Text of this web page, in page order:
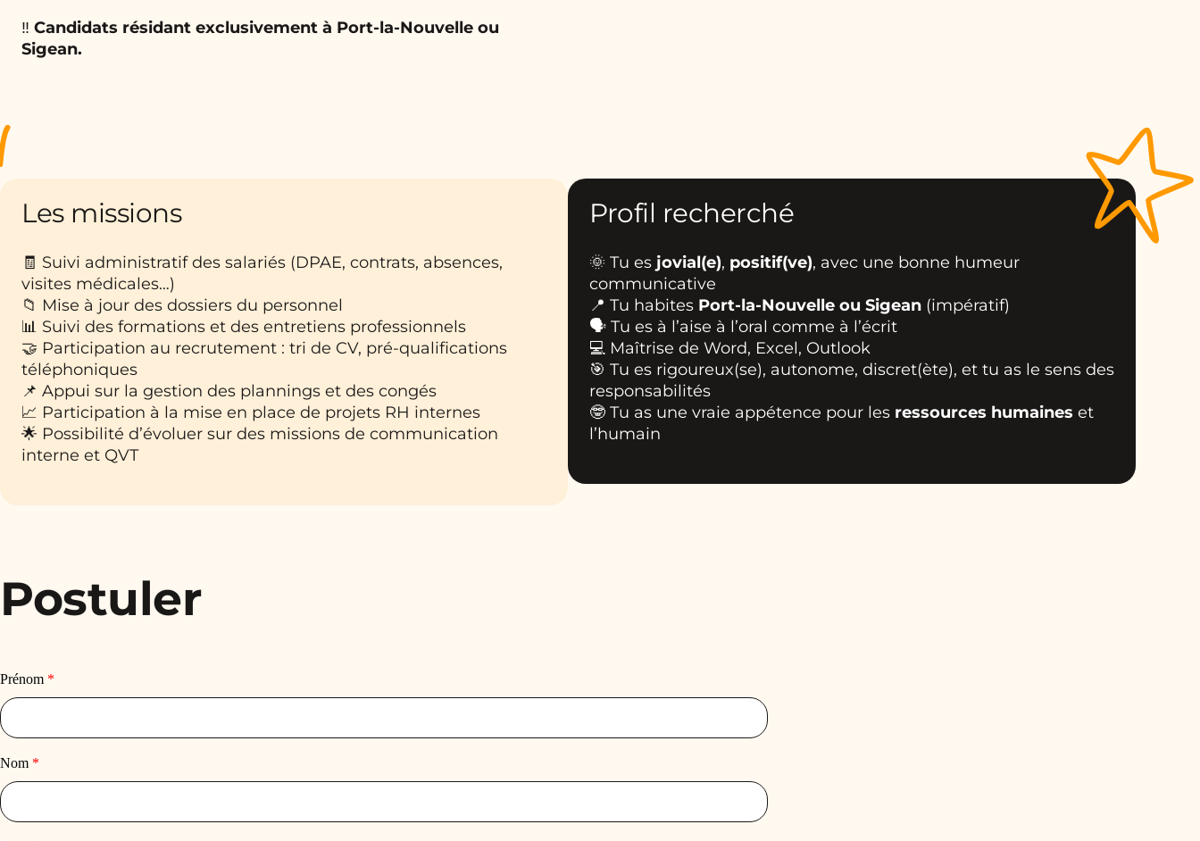
‼️ Candidats résidant exclusivement à Port-la-Nouvelle ou
Sigean.
Les missions
🧾 Suivi administratif des salariés (DPAE, contrats, absences,
visites médicales…)
📁 Mise à jour des dossiers du personnel
📊 Suivi des formations et des entretiens professionnels
🤝 Participation au recrutement : tri de CV, pré-qualifications
téléphoniques
📌 Appui sur la gestion des plannings et des congés
📈 Participation à la mise en place de projets RH internes
🌟 Possibilité d’évoluer sur des missions de communication
interne et QVT
Profil recherché
🌞 Tu es jovial(e), positif(ve), avec une bonne humeur
communicative
📍 Tu habites Port-la-Nouvelle ou Sigean (impératif)
🗣️ Tu es à l’aise à l’oral comme à l’écrit
💻 Maîtrise de Word, Excel, Outlook
🎯 Tu es rigoureux(se), autonome, discret(ète), et tu as le sens des
responsabilités
🤓 Tu as une vraie appétence pour les ressources humaines et
l’humain
Postuler